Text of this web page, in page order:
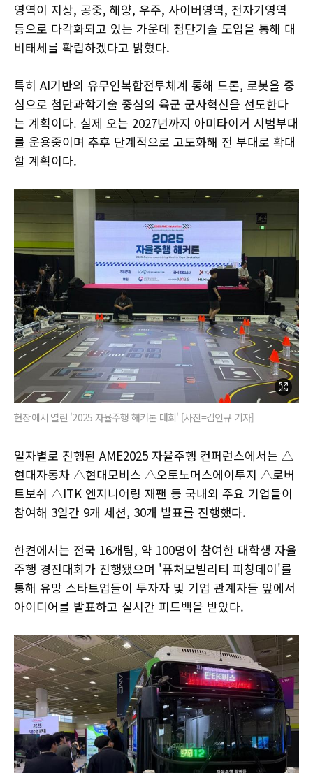
영역이 지상, 공중, 해양, 우주, 사이버영역, 전자기영역
등으로 다각화되고 있는 가운데 첨단기술 도입을 통해 대
비태세를 확립하겠다고 밝혔다.
특히 AI기반의 유무인복합전투체계 통해 드론, 로봇을 중
심으로 첨단과학기술 중심의 육군 군사혁신을 선도한다
는 계획이다. 실제 오는 2027년까지 아미타이거 시범부대
를 운용중이며 추후 단계적으로 고도화해 전 부대로 확대
할 계획이다.
현장에서 열린 '2025 자율주행 해커톤 대회' [사진=김인규 기자]
일자별로 진행된 AME2025 자율주행 컨퍼런스에서는 △
현대자동차 △현대모비스 △오토노머스에이투지 △로버
트보쉬 △ITK 엔지니어링 재팬 등 국내외 주요 기업들이
참여해 3일간 9개 세션, 30개 발표를 진행했다.
한켠에서는 전국 16개팀, 약 100명이 참여한 대학생 자율
주행 경진대회가 진행됐으며 '퓨처모빌리티 피칭데이'를
통해 유망 스타트업들이 투자자 및 기업 관계자들 앞에서
아이디어를 발표하고 실시간 피드백을 받았다.